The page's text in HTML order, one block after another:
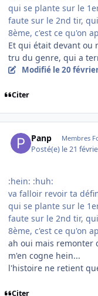
qui se plante sur le
faute sur le 2nd tir,
8ème, c'est ce qu'on
Et qui était devant
tru du genre, qui a
Modifié le 20
Citer
Panp Membres
Posté(e) le 21
:hein: :huh:
va falloir revoir ta
qui se plante sur le
faute sur le 2nd tir,
8ème, c'est ce qu'on
ah oui mais remonter
m'en cogne hein...
l'histoire ne retient
Citer